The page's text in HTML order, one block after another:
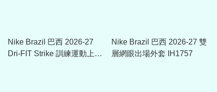
Nike Brazil 巴西 2026-27
Dri-FIT Strike 訓練運動上衣
Nike Brazil 巴西 2026-27 雙
層網眼出場外套 IH1757